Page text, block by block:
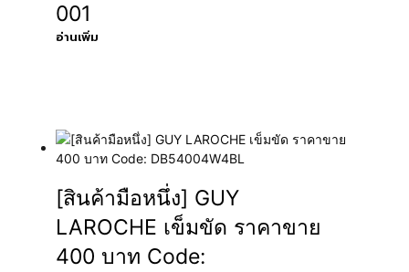
001
อ่านเพิ่ม
[สินค้ามือหนึ่ง] GUY
LAROCHE เข็มขัด ราคาขาย
400 บาท Code: